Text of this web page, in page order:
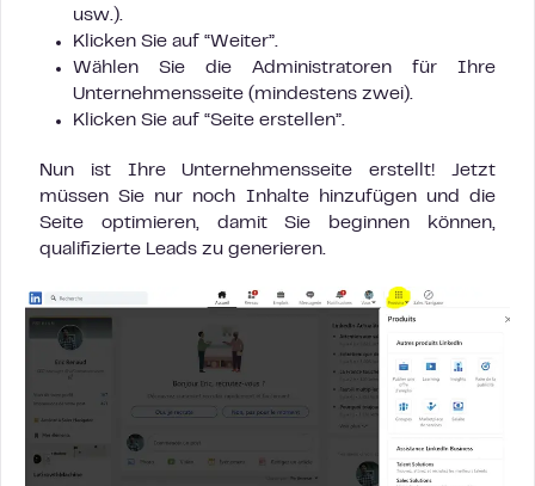
usw.).
Klicken Sie auf “Weiter”.
Wählen Sie die Administratoren für Ihre
Unternehmensseite (mindestens zwei).
Klicken Sie auf “Seite erstellen”.
Nun ist Ihre Unternehmensseite erstellt! Jetzt
müssen Sie nur noch Inhalte hinzufügen und die
Seite optimieren, damit Sie beginnen können,
qualifizierte Leads zu generieren.